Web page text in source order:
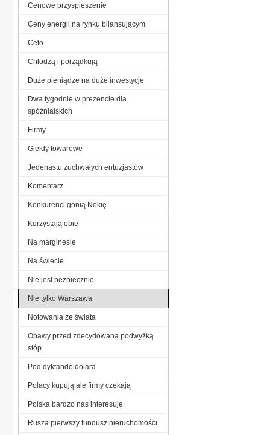
Cenowe przyspieszenie
Ceny energii na rynku bilansującym
Ceto
Chłodzą i porządkują
Duże pieniądze na duże inwestycje
Dwa tygodnie w prezencie dla
spóźnialskich
Firmy
Giełdy towarowe
Jedenastu zuchwałych entuzjastów
Komentarz
Konkurenci gonią Nokię
Korzystają obie
Na marginesie
Na świecie
Nie jest bezpiecznie
Nie tylko Warszawa
Notowania ze świata
Obawy przed zdecydowaną podwyżką
stóp
Pod dyktando dolara
Polacy kupują ale firmy czekają
Polska bardzo nas interesuje
Rusza pierwszy fundusz nieruchomości